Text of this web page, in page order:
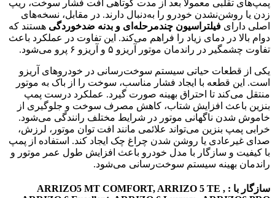
پمپ‌های تقلبی معمولاً بعد از مدت کوتاهی افت فشار سوخت، ریپ
زدن یا روشن‌نشدن خودرو را به‌دنبال دارند. در مقابل، نسخه‌های
اصلی دارای فیلتراسیون چندمرحله‌ای و بدنه ضد‌خوردگی هستند که
دوام بالا در دمای زیاد را فراهم می‌کند. این تفاوت در عملکرد باعث
تفاوت چشمگیر در راندمان موتور آریزو ۵ و آریزو ۶ پرو می‌شود.
یکی از قطعات حیاتی سیستم سوخت‌رسانی در خودروهای آریزو
است. این قطعه با ایجاد فشار مناسب، سوخت را از باک به موتور
منتقل می‌کند تا احتراق بهینه صورت گیرد. عملکرد درست پمپ
بنزین باعث افزایش شتاب، کاهش مصرف سوخت و جلوگیری از
خاموش شدن ناگهانی موتور در شرایط مختلف رانندگی می‌شود.
خرابی پمپ بنزین می‌تواند علائمی مانند افت توان موتور، لرزش،
صدای غیرعادی یا روشن شدن چراغ چک ایجاد کند. استفاده از پمپ
با کیفیت و سازگار با مدل خودرو باعث افزایش طول عمر موتور و
راندمان بهینه سیستم سوخت‌رسانی می‌شود.
سازگار با : ARRIZO5 MT COMFORT, ARRIZO 5 TE ,